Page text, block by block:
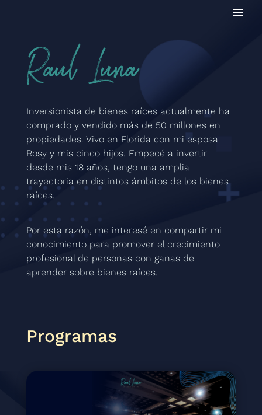
Raul Luna
Inversionista de bienes raíces actualmente ha
comprado y vendido más de 50 millones en
propiedades. Vivo en Florida con mi esposa
Rosy y mis cinco hijos. Empecé a invertir
desde mis 18 años, tengo una amplia
trayectoria en distintos ámbitos de los bienes
raíces.
Por esta razón, me interesé en compartir mi
conocimiento para promover el crecimiento
profesional de personas con ganas de
aprender sobre bienes raíces.
Programas